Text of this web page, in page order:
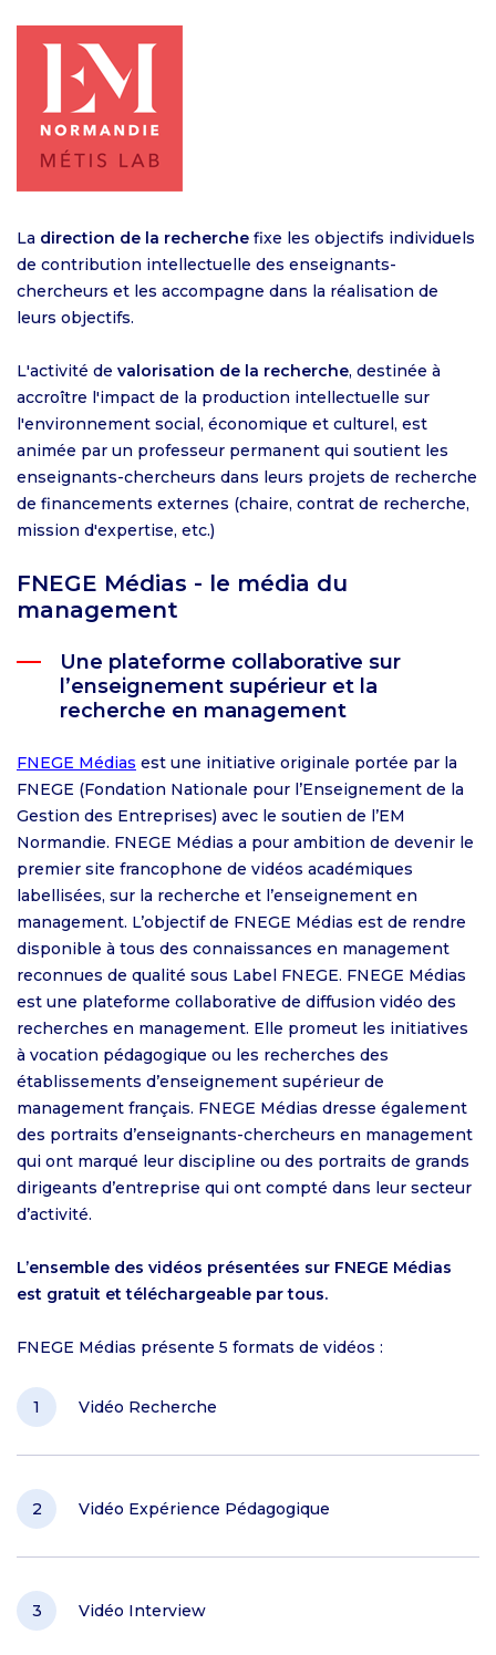
La direction de la recherche fixe les objectifs individuels
de contribution intellectuelle des enseignants-
chercheurs et les accompagne dans la réalisation de
leurs objectifs.
L'activité de valorisation de la recherche, destinée à
accroître l'impact de la production intellectuelle sur
l'environnement social, économique et culturel, est
animée par un professeur permanent qui soutient les
enseignants-chercheurs dans leurs projets de recherche
de financements externes (chaire, contrat de recherche,
mission d'expertise, etc.)
FNEGE Médias - le média du
management
Une plateforme collaborative sur
l’enseignement supérieur et la
recherche en management
FNEGE Médias est une initiative originale portée par la
FNEGE (Fondation Nationale pour l’Enseignement de la
Gestion des Entreprises) avec le soutien de l’EM
Normandie. FNEGE Médias a pour ambition de devenir le
premier site francophone de vidéos académiques
labellisées, sur la recherche et l’enseignement en
management. L’objectif de FNEGE Médias est de rendre
disponible à tous des connaissances en management
reconnues de qualité sous Label FNEGE. FNEGE Médias
est une plateforme collaborative de diffusion vidéo des
recherches en management. Elle promeut les initiatives
à vocation pédagogique ou les recherches des
établissements d’enseignement supérieur de
management français. FNEGE Médias dresse également
des portraits d’enseignants-chercheurs en management
qui ont marqué leur discipline ou des portraits de grands
dirigeants d’entreprise qui ont compté dans leur secteur
d’activité.
L’ensemble des vidéos présentées sur FNEGE Médias
est gratuit et téléchargeable par tous.
FNEGE Médias présente 5 formats de vidéos :
Vidéo Recherche
Vidéo Expérience Pédagogique
Vidéo Interview